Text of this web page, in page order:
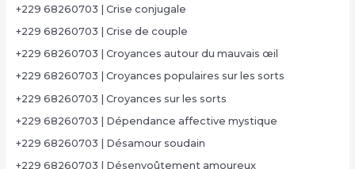
+229 68260703 | Crise conjugale
+229 68260703 | Crise de couple
+229 68260703 | Croyances autour du mauvais œil
+229 68260703 | Croyances populaires sur les sorts
+229 68260703 | Croyances sur les sorts
+229 68260703 | Dépendance affective mystique
+229 68260703 | Désamour soudain
+229 68260703 | Désenvoûtement amoureux